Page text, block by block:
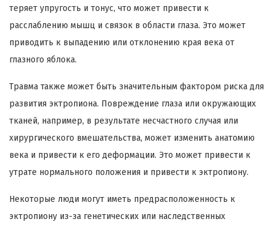
теряет упругость и тонус, что может привести к
расслаблению мышц и связок в области глаза. Это может
приводить к выпадению или отклонению края века от
глазного яблока.
Травма также может быть значительным фактором риска для
развития эктропиона. Повреждение глаза или окружающих
тканей, например, в результате несчастного случая или
хирургического вмешательства, может изменить анатомию
века и привести к его деформации. Это может привести к
утрате нормального положения и привести к эктропиону.
Некоторые люди могут иметь предрасположенность к
эктропиону из-за генетических или наследственных